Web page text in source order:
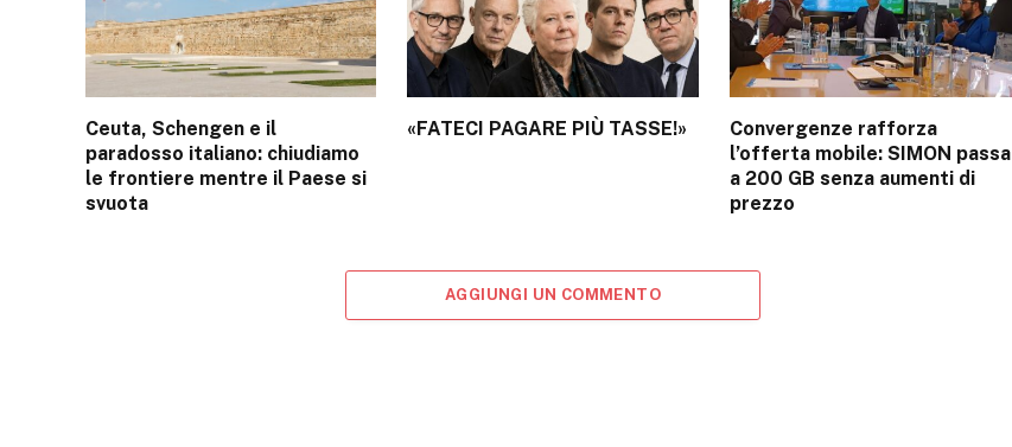
Ceuta, Schengen e il
paradosso italiano: chiudiamo
le frontiere mentre il Paese si
svuota
«FATECI PAGARE PIÙ TASSE!»
Convergenze rafforza
l’offerta mobile: SIMON passa
a 200 GB senza aumenti di
prezzo
AGGIUNGI UN COMMENTO